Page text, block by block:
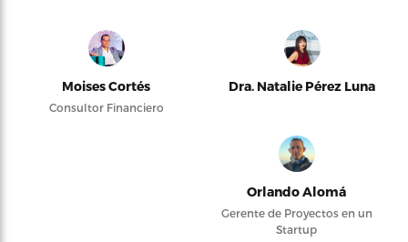
Moises Cortés
Consultor Financiero
Dra. Natalie Pérez Luna
Orlando Alomá
Gerente de Proyectos en un
Startup